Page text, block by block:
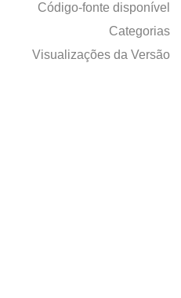
Código-fonte disponível
Categorias
Visualizações da Versão